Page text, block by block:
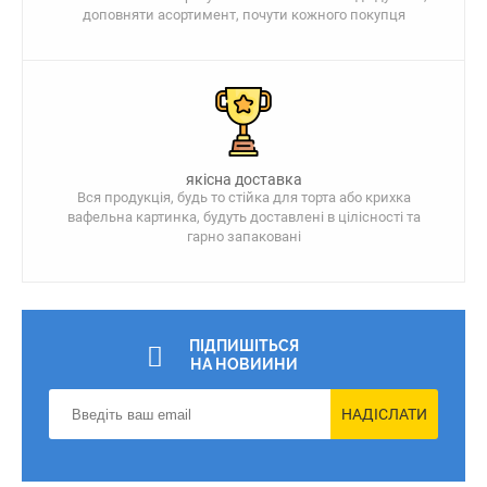
доповняти асортимент, почути кожного покупця
якісна доставка
Вся продукція, будь то стійка для торта або крихка
вафельна картинка, будуть доставлені в цілісності та
гарно запаковані
ПІДПИШІТЬСЯ
НА НОВИИНИ
НАДІСЛАТИ